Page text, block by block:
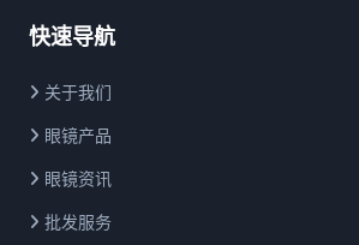
快速导航
关于我们
眼镜产品
眼镜资讯
批发服务